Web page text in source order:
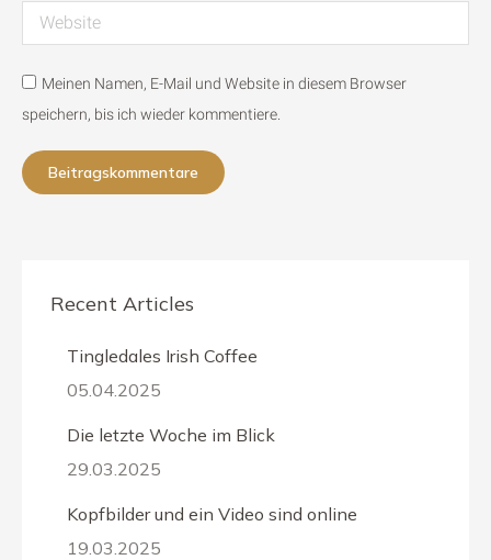
Website
Meinen Namen, E-Mail und Website in diesem Browser
speichern, bis ich wieder kommentiere.
Beitragskommentare
Recent Articles
Tingledales Irish Coffee
05.04.2025
Die letzte Woche im Blick
29.03.2025
Kopfbilder und ein Video sind online
19.03.2025